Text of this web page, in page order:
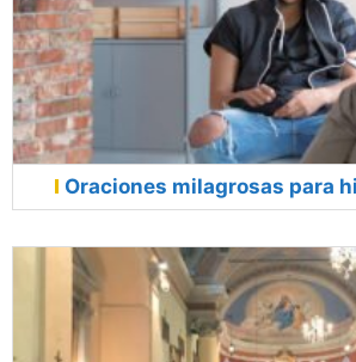
Oraciones milagrosas para